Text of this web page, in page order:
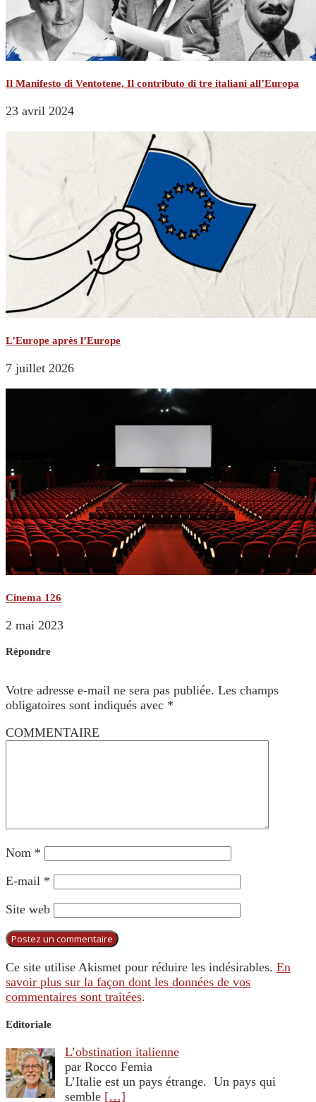
Il Manifesto di Ventotene, Il contributo di tre italiani all’Europa
23 avril 2024
L’Europe après l’Europe
7 juillet 2026
Cinema 126
2 mai 2023
Répondre
Votre adresse e-mail ne sera pas publiée. Les champs
obligatoires sont indiqués avec *
COMMENTAIRE
Nom *
E-mail *
Site web
Ce site utilise Akismet pour réduire les indésirables. En
savoir plus sur la façon dont les données de vos
commentaires sont traitées.
Editoriale
L’obstination italienne
par Rocco Femia
L’Italie est un pays étrange. Un pays qui
semble […]